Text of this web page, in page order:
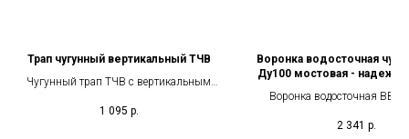
Трап чугунный вертикальный ТЧВ
Чугунный трап ТЧВ с вертикальным
сточных вод с пола в канализационную
1 095 р.
Воронка водосточная
Ду100 мостовая -
Воронка водосточная ВВ-1
отвода дождевых и талых
2 341 р.